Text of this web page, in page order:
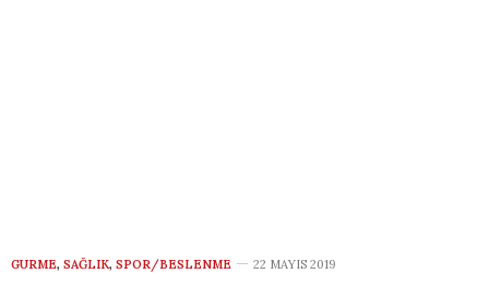
GURME, SAĞLIK, SPOR/BESLENME 22 MAYIS 2019